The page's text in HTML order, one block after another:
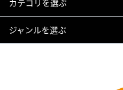
ジャンルを選ぶ